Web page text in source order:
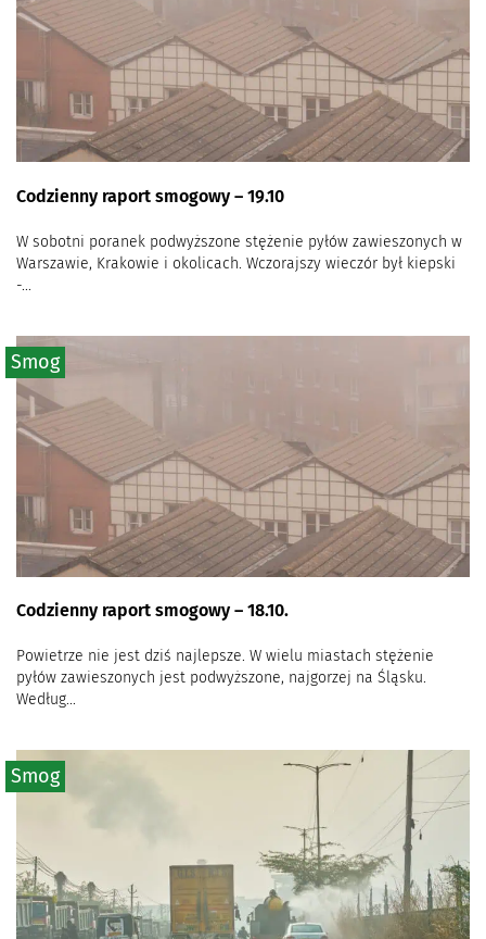
Codzienny raport smogowy – 19.10
W sobotni poranek podwyższone stężenie pyłów zawieszonych w
Warszawie, Krakowie i okolicach. Wczorajszy wieczór był kiepski
-...
Codzienny raport smogowy – 18.10.
Powietrze nie jest dziś najlepsze. W wielu miastach stężenie
pyłów zawieszonych jest podwyższone, najgorzej na Śląsku.
Według...
Smog
Smog